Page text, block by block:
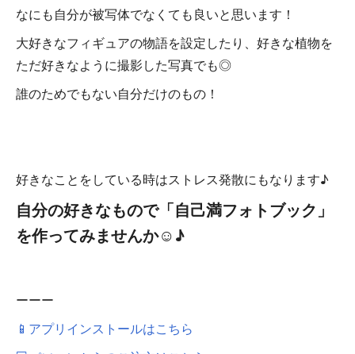
なにも自分が被写体でなくても良いと思います！
大好きなフィギュアの物語を設定したり、好きな植物を
ただ好きなように撮影した写真でも◎
誰のためでもない自分だけのもの！
好きなことをしている時はストレス発散にもなります♪
自分の好きなもので「自己満フォトブック」
を作ってみませんか☺♪
ーーー
📱アプリインストールはこちら